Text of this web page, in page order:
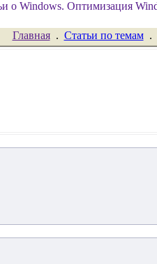
Главная. Статьи по темам.